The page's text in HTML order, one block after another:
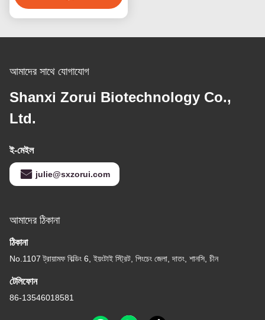
আমাদের সাথে যোগাযোগ
Shanxi Zorui Biotechnology Co.,
Ltd.
ই-মেইল
julie@sxzorui.com
আমাদের ঠিকানা
ঠিকানা
No.1107 ট্রায়ামফ বিল্ডিং 6, ইয়ংটাই স্ট্রিট, পিংচেং জেলা, দাতং, শানসি, চীন
টেলিফোন
86-13546018581